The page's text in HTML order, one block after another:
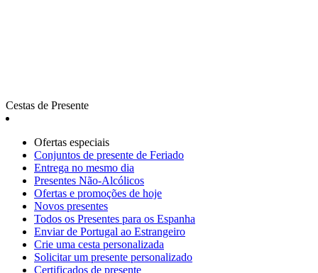
Cestas de Presente
Ofertas especiais
Сonjuntos de presente de Feriado
Entrega no mesmo dia
Presentes Não-Alcólicos
Ofertas e promoções de hoje
Novos presentes
Todos os Presentes para os Espanha
Enviar de Portugal ao Estrangeiro
Crie uma cesta personalizada
Solicitar um presente personalizado
Certificados de presente